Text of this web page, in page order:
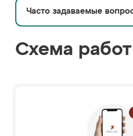
Часто задаваемые
Схема